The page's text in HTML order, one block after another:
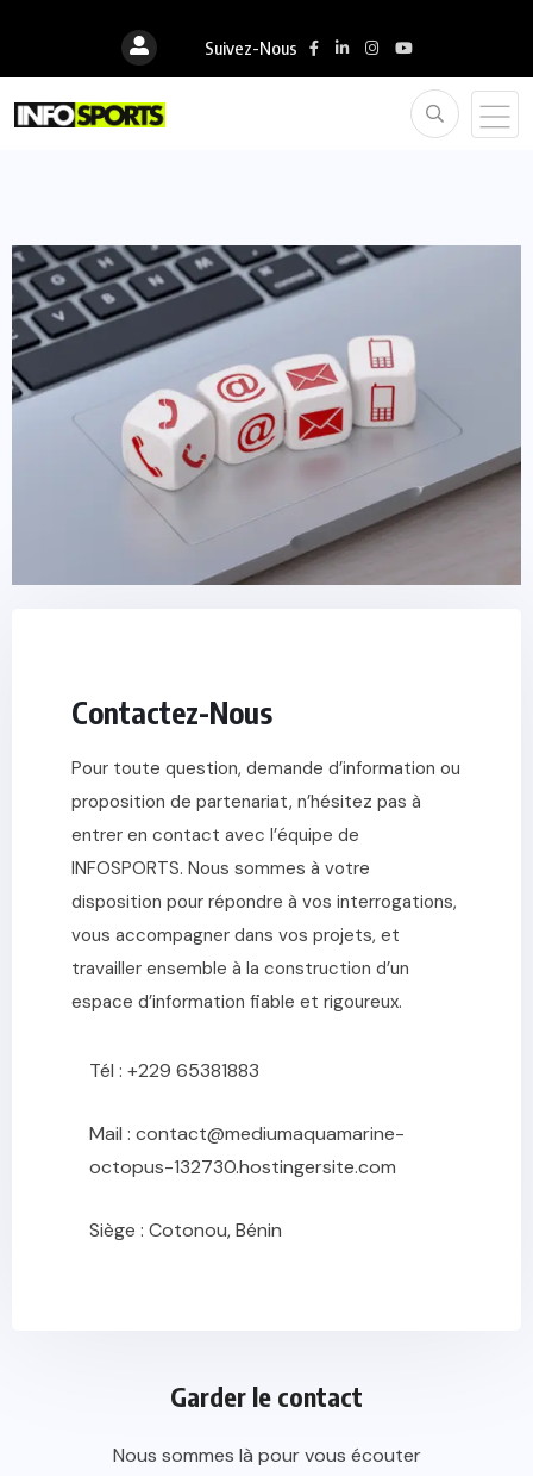
Suivez-Nous
Contactez-Nous
Pour toute question, demande d’information ou
proposition de partenariat, n’hésitez pas à
entrer en contact avec l’équipe de
INFOSPORTS. Nous sommes à votre
disposition pour répondre à vos interrogations,
vous accompagner dans vos projets, et
travailler ensemble à la construction d’un
espace d’information fiable et rigoureux.
Tél : +229 65381883
Mail : contact@mediumaquamarine-
octopus-132730.hostingersite.com
Siège : Cotonou, Bénin
Garder le contact
Nous sommes là pour vous écouter